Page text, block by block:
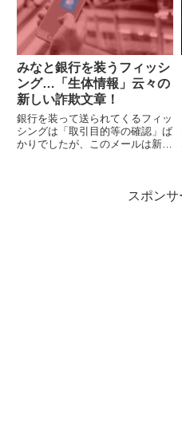
みなと銀行を装うフィッシ
ング…「生体情報」云々の
新しい詐欺文章！
銀行を装って送られてくるフィッ
シングは「取引目的等の確認」ば
かりでしたが、このメールは新し
スポンサ